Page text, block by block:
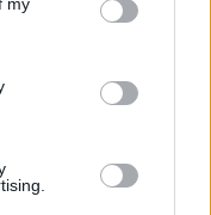
third-party tags to
in below Google